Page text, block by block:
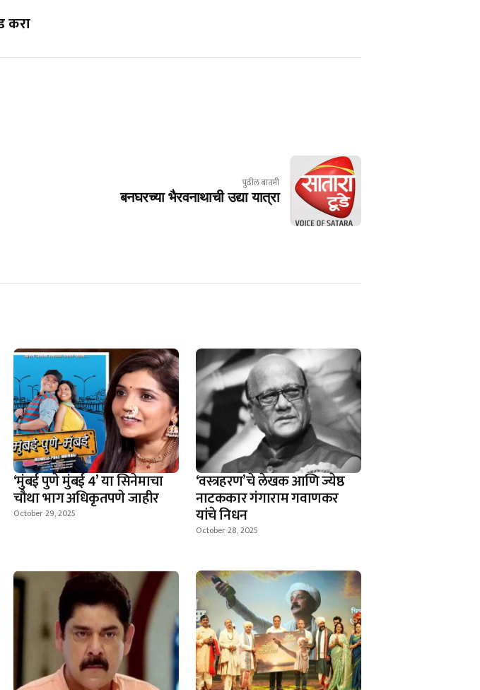
करा
पुढील बातमी
बनघरच्या भैरवनाथाची उद्या यात्रा
‘मुंबई पुणे मुंबई 4’ या सिनेमाचा
चौथा भाग अधिकृतपणे जाहीर
October 29, 2025
‘वस्त्रहरण’चे लेखक आणि ज्येष्ठ
नाटककार गंगाराम गवाणकर
यांचे निधन
October 28, 2025